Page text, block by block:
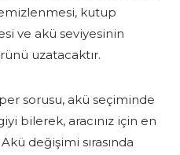
kutup
ve akü seviyesinin
uzatacaktır.
sorusu, akü seçiminde
bilerek, aracınız için en
değişimi sırasında